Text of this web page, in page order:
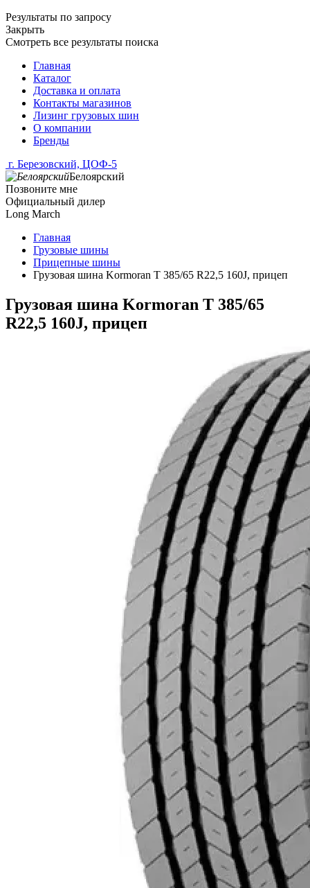
Результаты по запросу
Закрыть
Смотреть все результаты поиска
Главная
Каталог
Доставка и оплата
Контакты магазинов
Лизинг грузовых шин
О компании
Бренды
г. Березовский, ЦОФ-5
Белоярский
Позвоните мне
Официальный дилер
Long March
Главная
Грузовые шины
Прицепные шины
Грузовая шина Kormoran T 385/65 R22,5 160J, прицеп
Грузовая шина Kormoran T 385/65
R22,5 160J, прицеп